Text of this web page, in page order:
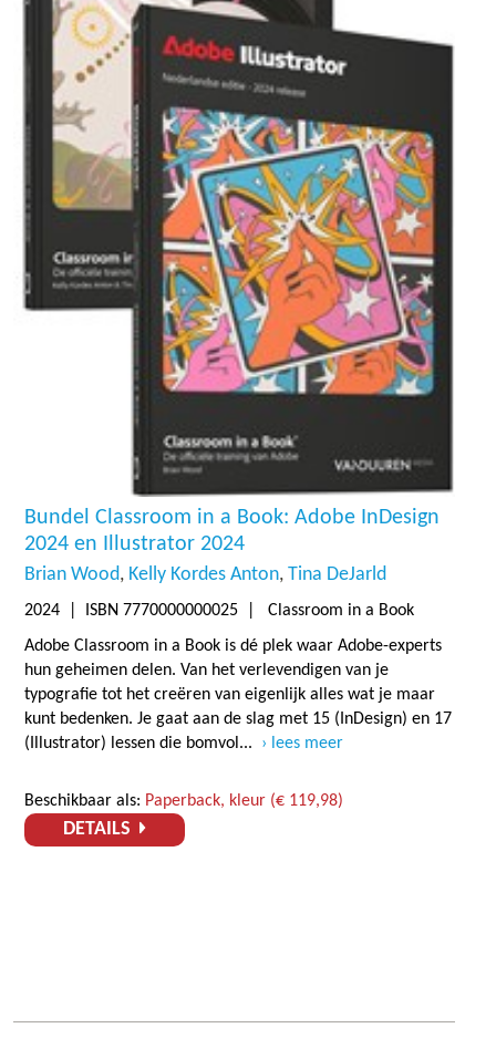
Bundel Classroom in a Book: Adobe InDesign
2024 en Illustrator 2024
Brian Wood Kelly Kordes Anton Tina DeJarld
2024 | ISBN 7770000000025 | Classroom in a Book
Adobe Classroom in a Book is dé plek waar Adobe-experts
hun geheimen delen. Van het verlevendigen van je
typografie tot het creëren van eigenlijk alles wat je maar
kunt bedenken. Je gaat aan de slag met 15 (InDesign) en 17
(Illustrator) lessen die bomvol...
lees meer
Beschikbaar als: Paperback, kleur (€ 119,98)
DETAILS